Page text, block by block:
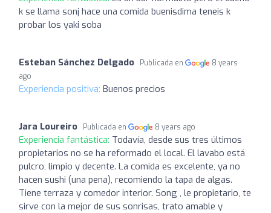
k se llama sonj hace una comida buenisdima teneis k
probar los yaki soba
Esteban Sánchez Delgado Publicada en
8 years
ago
Experiencia positiva: Buenos precios
Jara Loureiro Publicada en 8 years ago
Experiencia fantástica: Todavía, desde sus tres últimos
propietarios no se ha reformado el local. El lavabo está
pulcro, limpio y decente. La comida es excelente, ya no
hacen sushi (una pena), recomiendo la tapa de algas.
Tiene terraza y comedor interior. Song , le propietario, te
sirve con la mejor de sus sonrisas, trato amable y